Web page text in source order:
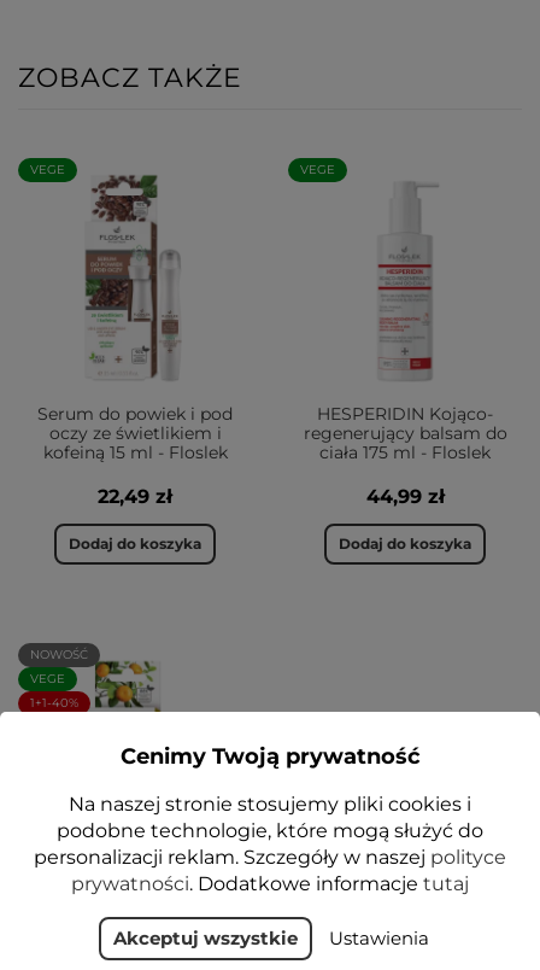
ZOBACZ TAKŻE
VEGE
Serum do powiek i pod
oczy ze świetlikiem i
kofeiną 15 ml - Floslek
22,49 zł
Dodaj do koszyka
VEGE
HESPERIDIN Kojąco-
regenerujący balsam do
ciała 175 ml - Floslek
44,99 zł
Dodaj do koszyka
NOWOŚĆ
VEGE
1+1-40%
Serum do powiek i pod
oczy ze świetlikiem i
witaminą C 15 ml - Floslek
Cenimy Twoją prywatność
Na naszej stronie stosujemy pliki cookies i
podobne technologie, które mogą służyć do
personalizacji reklam. Szczegóły w naszej polityce
prywatności. Dodatkowe informacje tutaj
Akceptuj wszystkie Ustawienia